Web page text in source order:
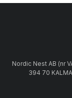
Nordic Nest AB (nr
394 70